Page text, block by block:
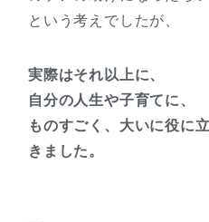
という考えでしたが、
実際はそれ以上に、
自分の人生や子育てに、
ものすごく、大いに役に
きました。